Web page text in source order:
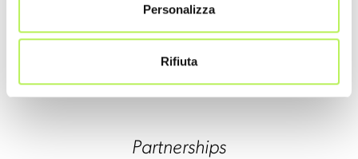
Personalizza
Rifiuta
Partnerships